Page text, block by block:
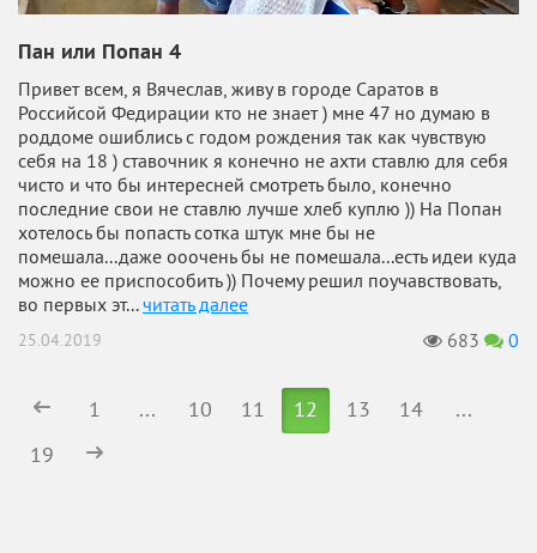
Пан или Попан 4
Привет всем, я Вячеслав, живу в городе Саратов в
Российсой Федирации кто не знает ) мне 47 но думаю в
роддоме ошиблись с годом рождения так как чувствую
себя на 18 ) ставочник я конечно не ахти ставлю для себя
чисто и что бы интересней смотреть было, конечно
последние свои не ставлю лучше хлеб куплю )) На Попан
хотелось бы попасть сотка штук мне бы не
помешала...даже ооочень бы не помешала...есть идеи куда
можно ее приспособить )) Почему решил поучавствовать,
во первых эт...читать далее
25.04.2019 683 0
1 ... 10 11 12 13 14
...
19